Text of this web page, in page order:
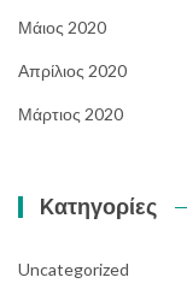
Μάιος 2020
Απρίλιος 2020
Μάρτιος 2020
Kατηγορίες
Uncategorized